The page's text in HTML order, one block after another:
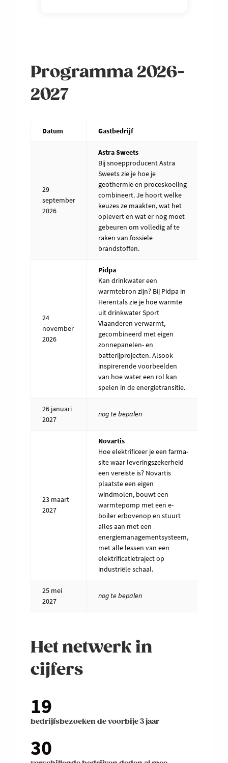
Programma 2026-
2027
Datum Gastbedrijf
29
september
2026
Astra Sweets
Bij snoepproducent Astra
Sweets zie je hoe je
geothermie en proceskoeling
combineert. Je hoort welke
keuzes ze maakten, wat het
oplevert en wat er nog moet
gebeuren om volledig af te
raken van fossiele
brandstoffen.
24
november
2026
Pidpa
Kan drinkwater een
warmtebron zijn? Bij Pidpa in
Herentals zie je hoe warmte
uit drinkwater Sport
Vlaanderen verwarmt,
gecombineerd met eigen
zonnepanelen- en
batterijprojecten. Alsook
inspirerende voorbeelden
van hoe water een rol kan
spelen in de energietransitie.
26 januari
2027
nog te bepalen
23 maart
2027
Novartis
Hoe elektrificeer je een farma-
site waar leveringszekerheid
een vereiste is? Novartis
plaatste een eigen
windmolen, bouwt een
warmtepomp met een e-
boiler erbovenop en stuurt
alles aan met een
energiemanagementsysteem,
met alle lessen van een
elektrificatietraject op
industriële schaal.
25 mei
2027
nog te bepalen
Het netwerk in
cijfers
19
bedrijfsbezoeken de voorbije 3 jaar
30